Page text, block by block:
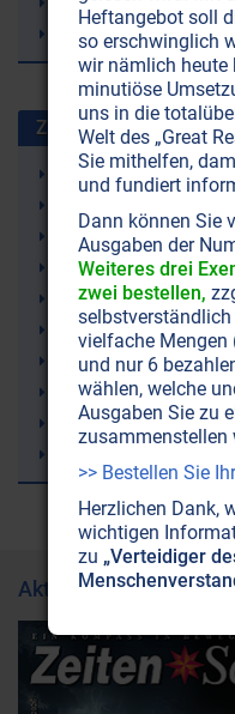
Bewusstseins-
Zuletzt gesuchte
Strahlenschutz
Leukämie
9/11 (11. September
Erde
Atomenergie
Sergej N. Lazarev
Fibromyalgie
Wettermanipulation
Aktuelle Ausgabe
Heftangebot soll
so erschwinglich
wir nämlich heute
minutiöse
uns in die
Welt des „Great
Sie mithelfen,
und fundiert
Dann können Sie
Ausgaben der
Weiteres drei
zwei bestellen,
vielfache Mengen
und nur 6
wählen, welche
Ausgaben Sie zu
zusammenstellen
>> Bestellen Sie
Herzlichen Dank,
wichtigen
zu „Verteidiger